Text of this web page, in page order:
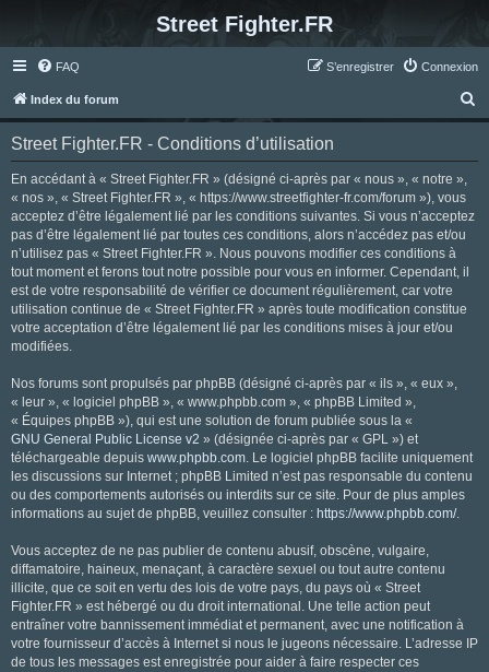
Street Fighter.FR
FAQ Connexion
S’enregistrer
Index du forum
e
Street Fighter.FR - Conditions d’utilisation
En accédant à « Street Fighter.FR » (désigné ci-après par « nous », « notre »,
« nos », « Street Fighter.FR », « https://www.streetfighter-fr.com/forum »), vous
acceptez d’être légalement lié par les conditions suivantes. Si vous n’acceptez
pas d’être légalement lié par toutes ces conditions, alors n’accédez pas et/ou
n’utilisez pas « Street Fighter.FR ». Nous pouvons modifier ces conditions à
tout moment et ferons tout notre possible pour vous en informer. Cependant, il
est de votre responsabilité de vérifier ce document régulièrement, car votre
utilisation continue de « Street Fighter.FR » après toute modification constitue
votre acceptation d’être légalement lié par les conditions mises à jour et/ou
modifiées.
Nos forums sont propulsés par phpBB (désigné ci-après par « ils », « eux »,
« leur », « logiciel phpBB », « www.phpbb.com », « phpBB Limited »,
« Équipes phpBB »), qui est une solution de forum publiée sous la «
GNU General Public License v2 » (désignée ci-après par « GPL ») et
téléchargeable depuis www.phpbb.com. Le logiciel phpBB facilite uniquement
les discussions sur Internet ; phpBB Limited n’est pas responsable du contenu
ou des comportements autorisés ou interdits sur ce site. Pour de plus amples
informations au sujet de phpBB, veuillez consulter : https://www.phpbb.com/.
Vous acceptez de ne pas publier de contenu abusif, obscène, vulgaire,
diffamatoire, haineux, menaçant, à caractère sexuel ou tout autre contenu
illicite, que ce soit en vertu des lois de votre pays, du pays où « Street
Fighter.FR » est hébergé ou du droit international. Une telle action peut
entraîner votre bannissement immédiat et permanent, avec une notification à
votre fournisseur d’accès à Internet si nous le jugeons nécessaire. L’adresse IP
de tous les messages est enregistrée pour aider à faire respecter ces